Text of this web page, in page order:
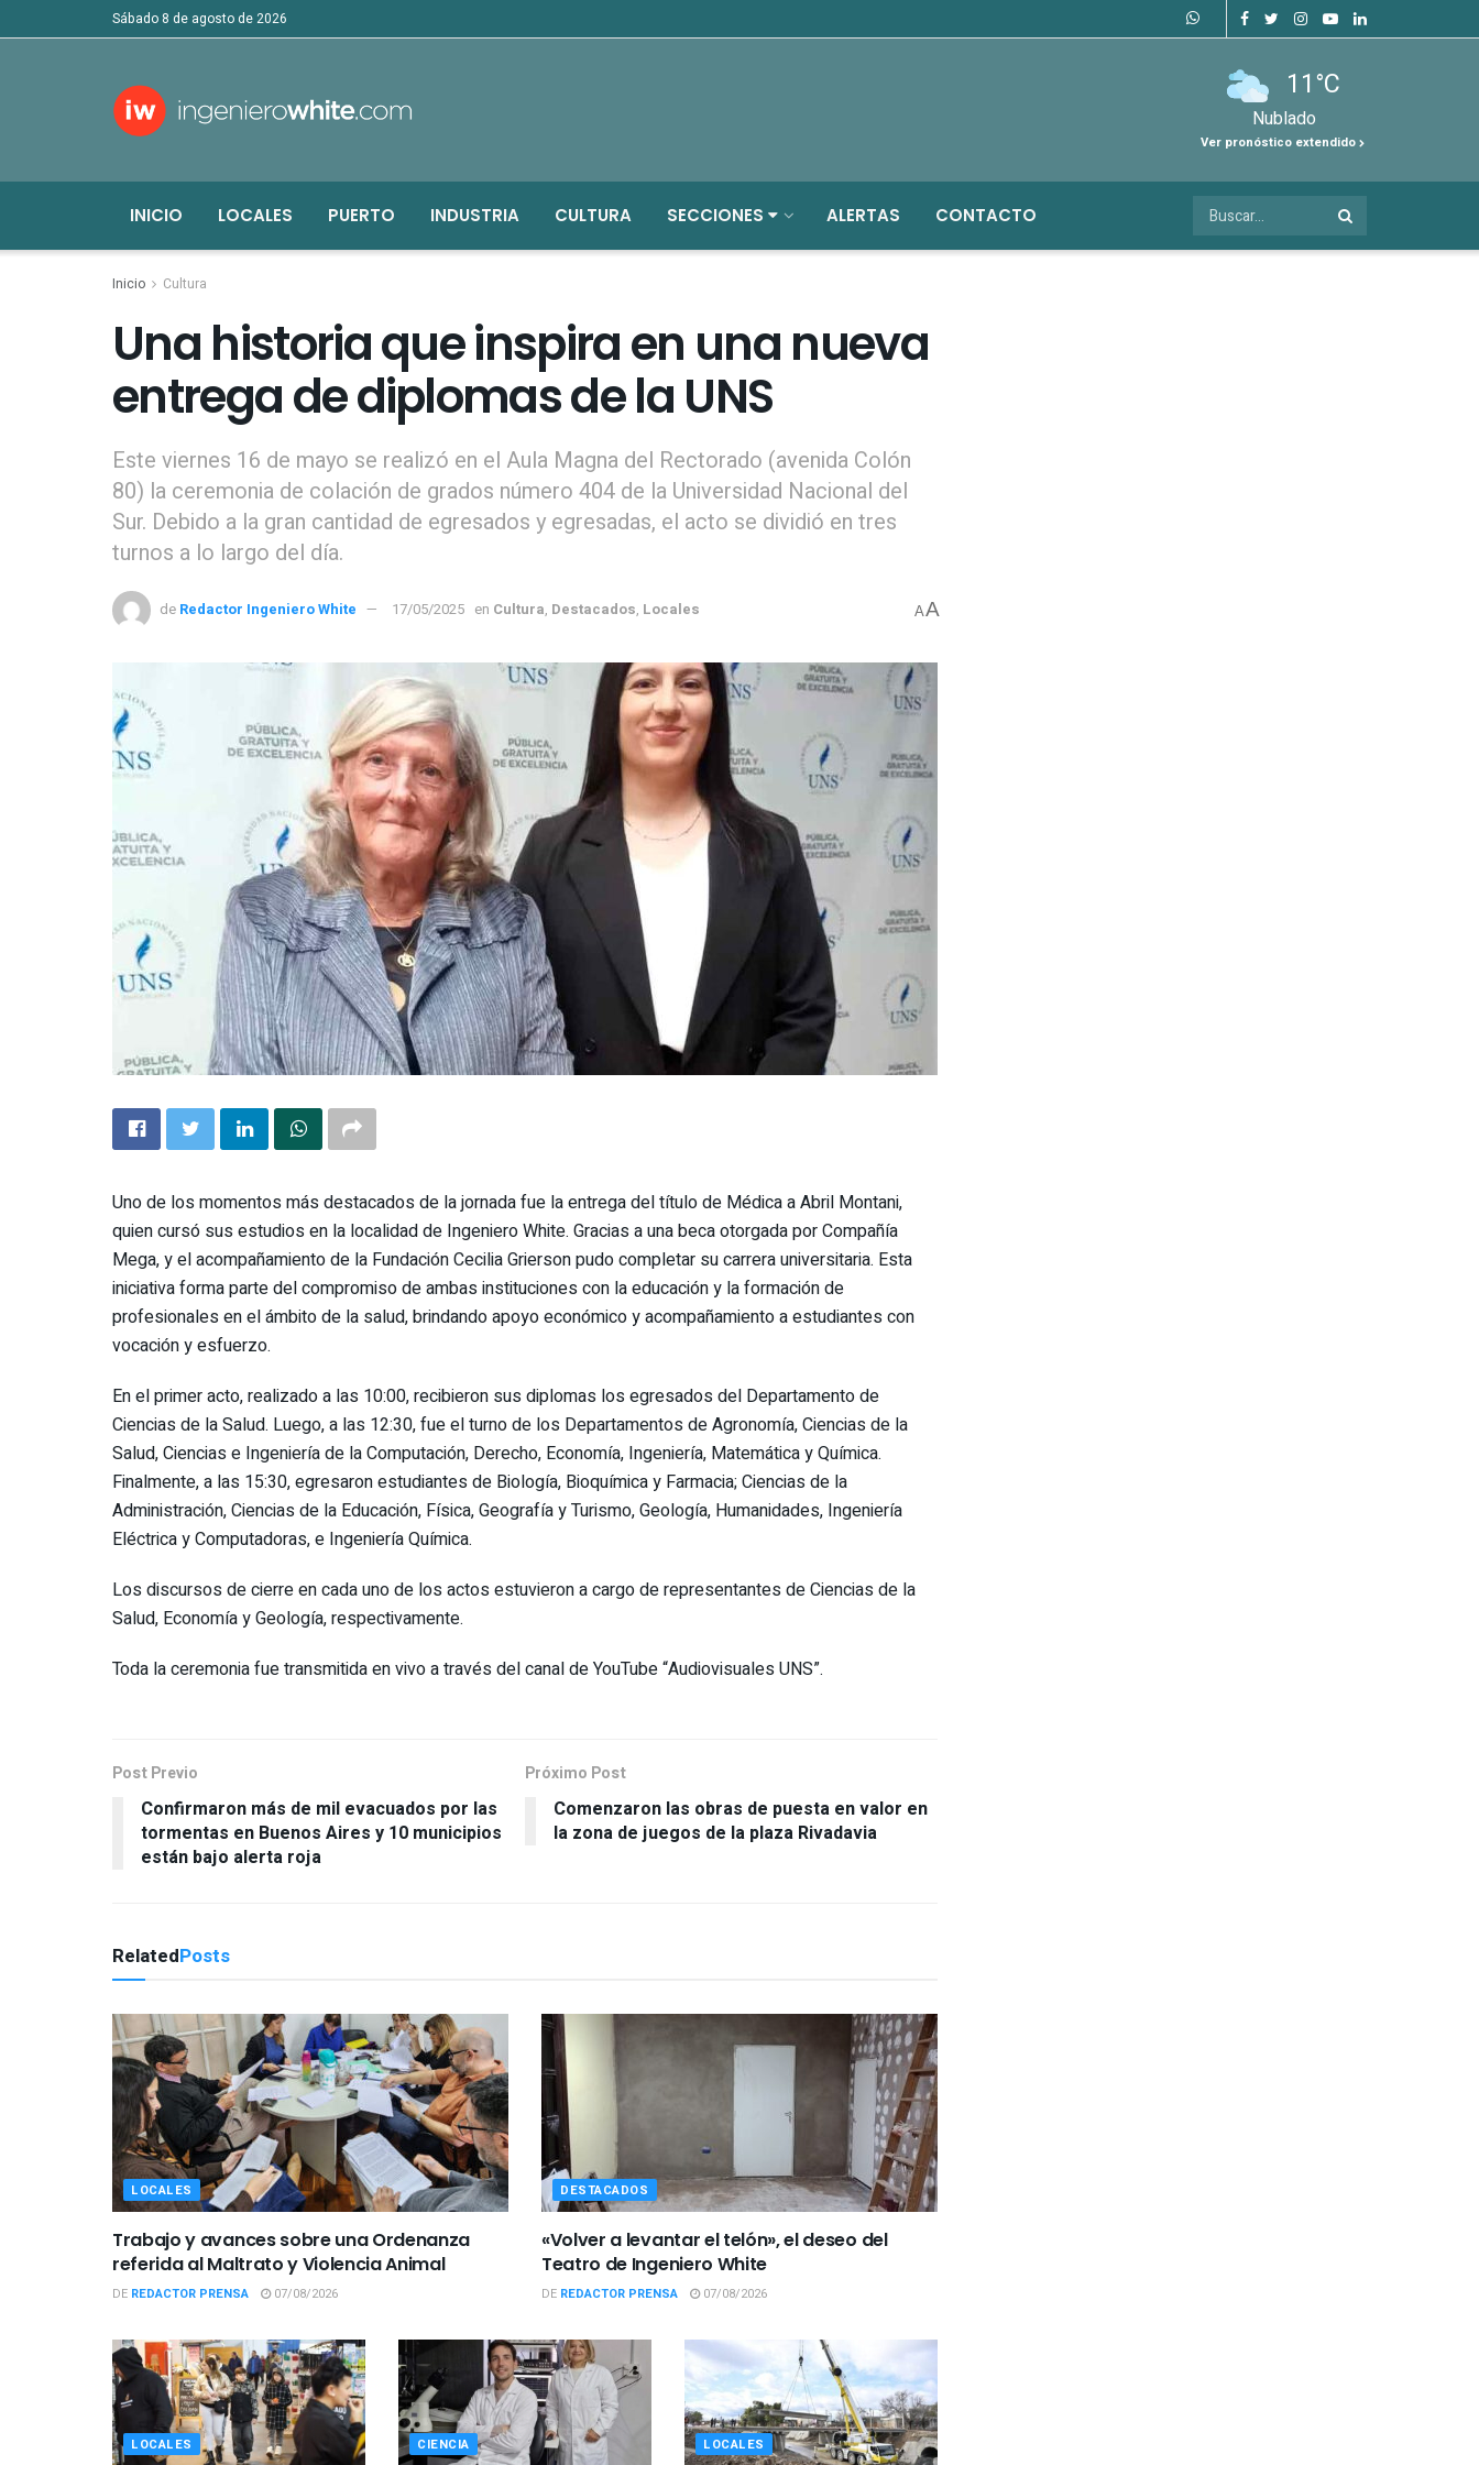
sábado 8 de agosto de 2026
11°C
Nublado
Ver pronóstico extendido
INICIO LOCALES PUERTO INDUSTRIA CULTURA SECCIONES ALERTAS CONTACTO
Inicio Cultura
Una historia que inspira en una nueva
entrega de diplomas de la UNS
Este viernes 16 de mayo se realizó en el Aula Magna del Rectorado (avenida Colón
80) la ceremonia de colación de grados número 404 de la Universidad Nacional del
Sur. Debido a la gran cantidad de egresados y egresadas, el acto se dividió en tres
turnos a lo largo del día.
de Redactor Ingeniero White 17/05/2025 en Cultura, Destacados, Locales AA
Uno de los momentos más destacados de la jornada fue la entrega del título de Médica a Abril Montani,
quien cursó sus estudios en la localidad de Ingeniero White. Gracias a una beca otorgada por Compañía
Mega, y el acompañamiento de la Fundación Cecilia Grierson pudo completar su carrera universitaria. Esta
iniciativa forma parte del compromiso de ambas instituciones con la educación y la formación de
profesionales en el ámbito de la salud, brindando apoyo económico y acompañamiento a estudiantes con
vocación y esfuerzo.
En el primer acto, realizado a las 10:00, recibieron sus diplomas los egresados del Departamento de
Ciencias de la Salud. Luego, a las 12:30, fue el turno de los Departamentos de Agronomía, Ciencias de la
Salud, Ciencias e Ingeniería de la Computación, Derecho, Economía, Ingeniería, Matemática y Química.
Finalmente, a las 15:30, egresaron estudiantes de Biología, Bioquímica y Farmacia; Ciencias de la
Administración, Ciencias de la Educación, Física, Geografía y Turismo, Geología, Humanidades, Ingeniería
Eléctrica y Computadoras, e Ingeniería Química.
Los discursos de cierre en cada uno de los actos estuvieron a cargo de representantes de Ciencias de la
Salud, Economía y Geología, respectivamente.
Toda la ceremonia fue transmitida en vivo a través del canal de YouTube “Audiovisuales UNS”.
Post Previo
Confirmaron más de mil evacuados por las
tormentas en Buenos Aires y 10 municipios
están bajo alerta roja
Próximo Post
Comenzaron las obras de puesta en valor en
la zona de juegos de la plaza Rivadavia
RelatedPosts
LOCALES
Trabajo y avances sobre una Ordenanza
referida al Maltrato y Violencia Animal
DE REDACTOR PRENSA 07/08/2026
DESTACADOS
«Volver a levantar el telón», el deseo del
Teatro de Ingeniero White
DE REDACTOR PRENSA 07/08/2026
LOCALES CIENCIA LOCALES